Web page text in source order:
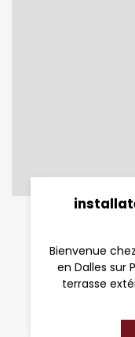
Bienvenue
en Dalles sur
terrasse